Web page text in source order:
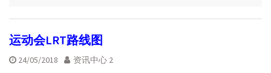
运动会LRT路线图
24/05/2018 资讯中心 2